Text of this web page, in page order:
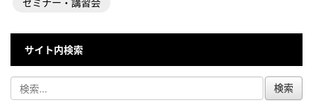
セミナー・講習会
サイト内検索